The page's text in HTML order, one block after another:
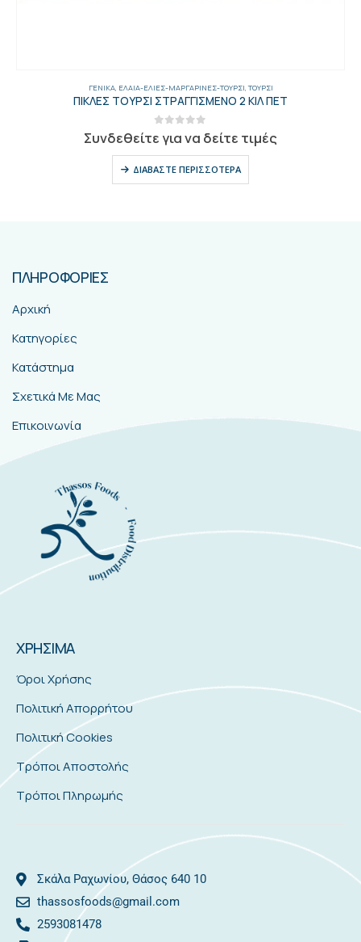
ΓΕΝΙΚΑ, ΈΛΑΙΑ-ΕΛΙΈΣ-ΜΑΡΓΑΡΊΝΕΣ-ΤΟΥΡΣΊ,ΤΟΥΡΣΊ
ΠΙΚΛΕΣ ΤΟΥΡΣΙ ΣΤΡΑΓΓΙΣΜΕΝΟ 2 ΚΙΛ ΠΕΤ
out of 5
Συνδεθείτε για να δείτε τιμές
ΔΙΑΒΆΣΤΕ ΠΕΡΙΣΣΌΤΕΡΑ
ΠΛΗΡΟΦΟΡΙΕΣ
Αρχική
Κατηγορίες
Κατάστημα
Σχετικά Με Μας
Επικοινωνία
ΧΡΗΣΙΜΑ
Όροι Χρήσης
Πολιτική Απορρήτου
Πολιτική Cookies
Τρόποι Αποστολής
Τρόποι Πληρωμής
Σκάλα Ραχωνίου, Θάσος 640 10
thassosfoods@gmail.com
2593081478